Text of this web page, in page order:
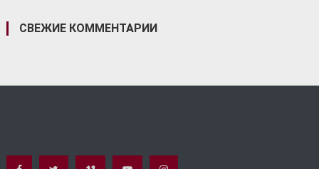
СВЕЖИЕ КОММЕНТАРИИ